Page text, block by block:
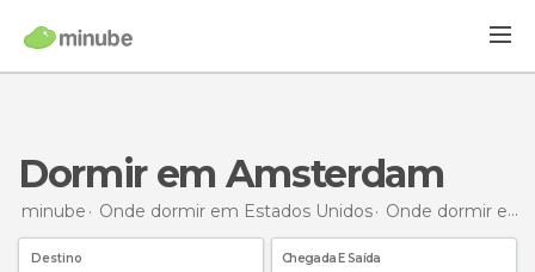
Dormir em Amsterdam
minube Onde dormir em Estados Unidos Onde dormir em Missouri
Destino Chegada E Saída